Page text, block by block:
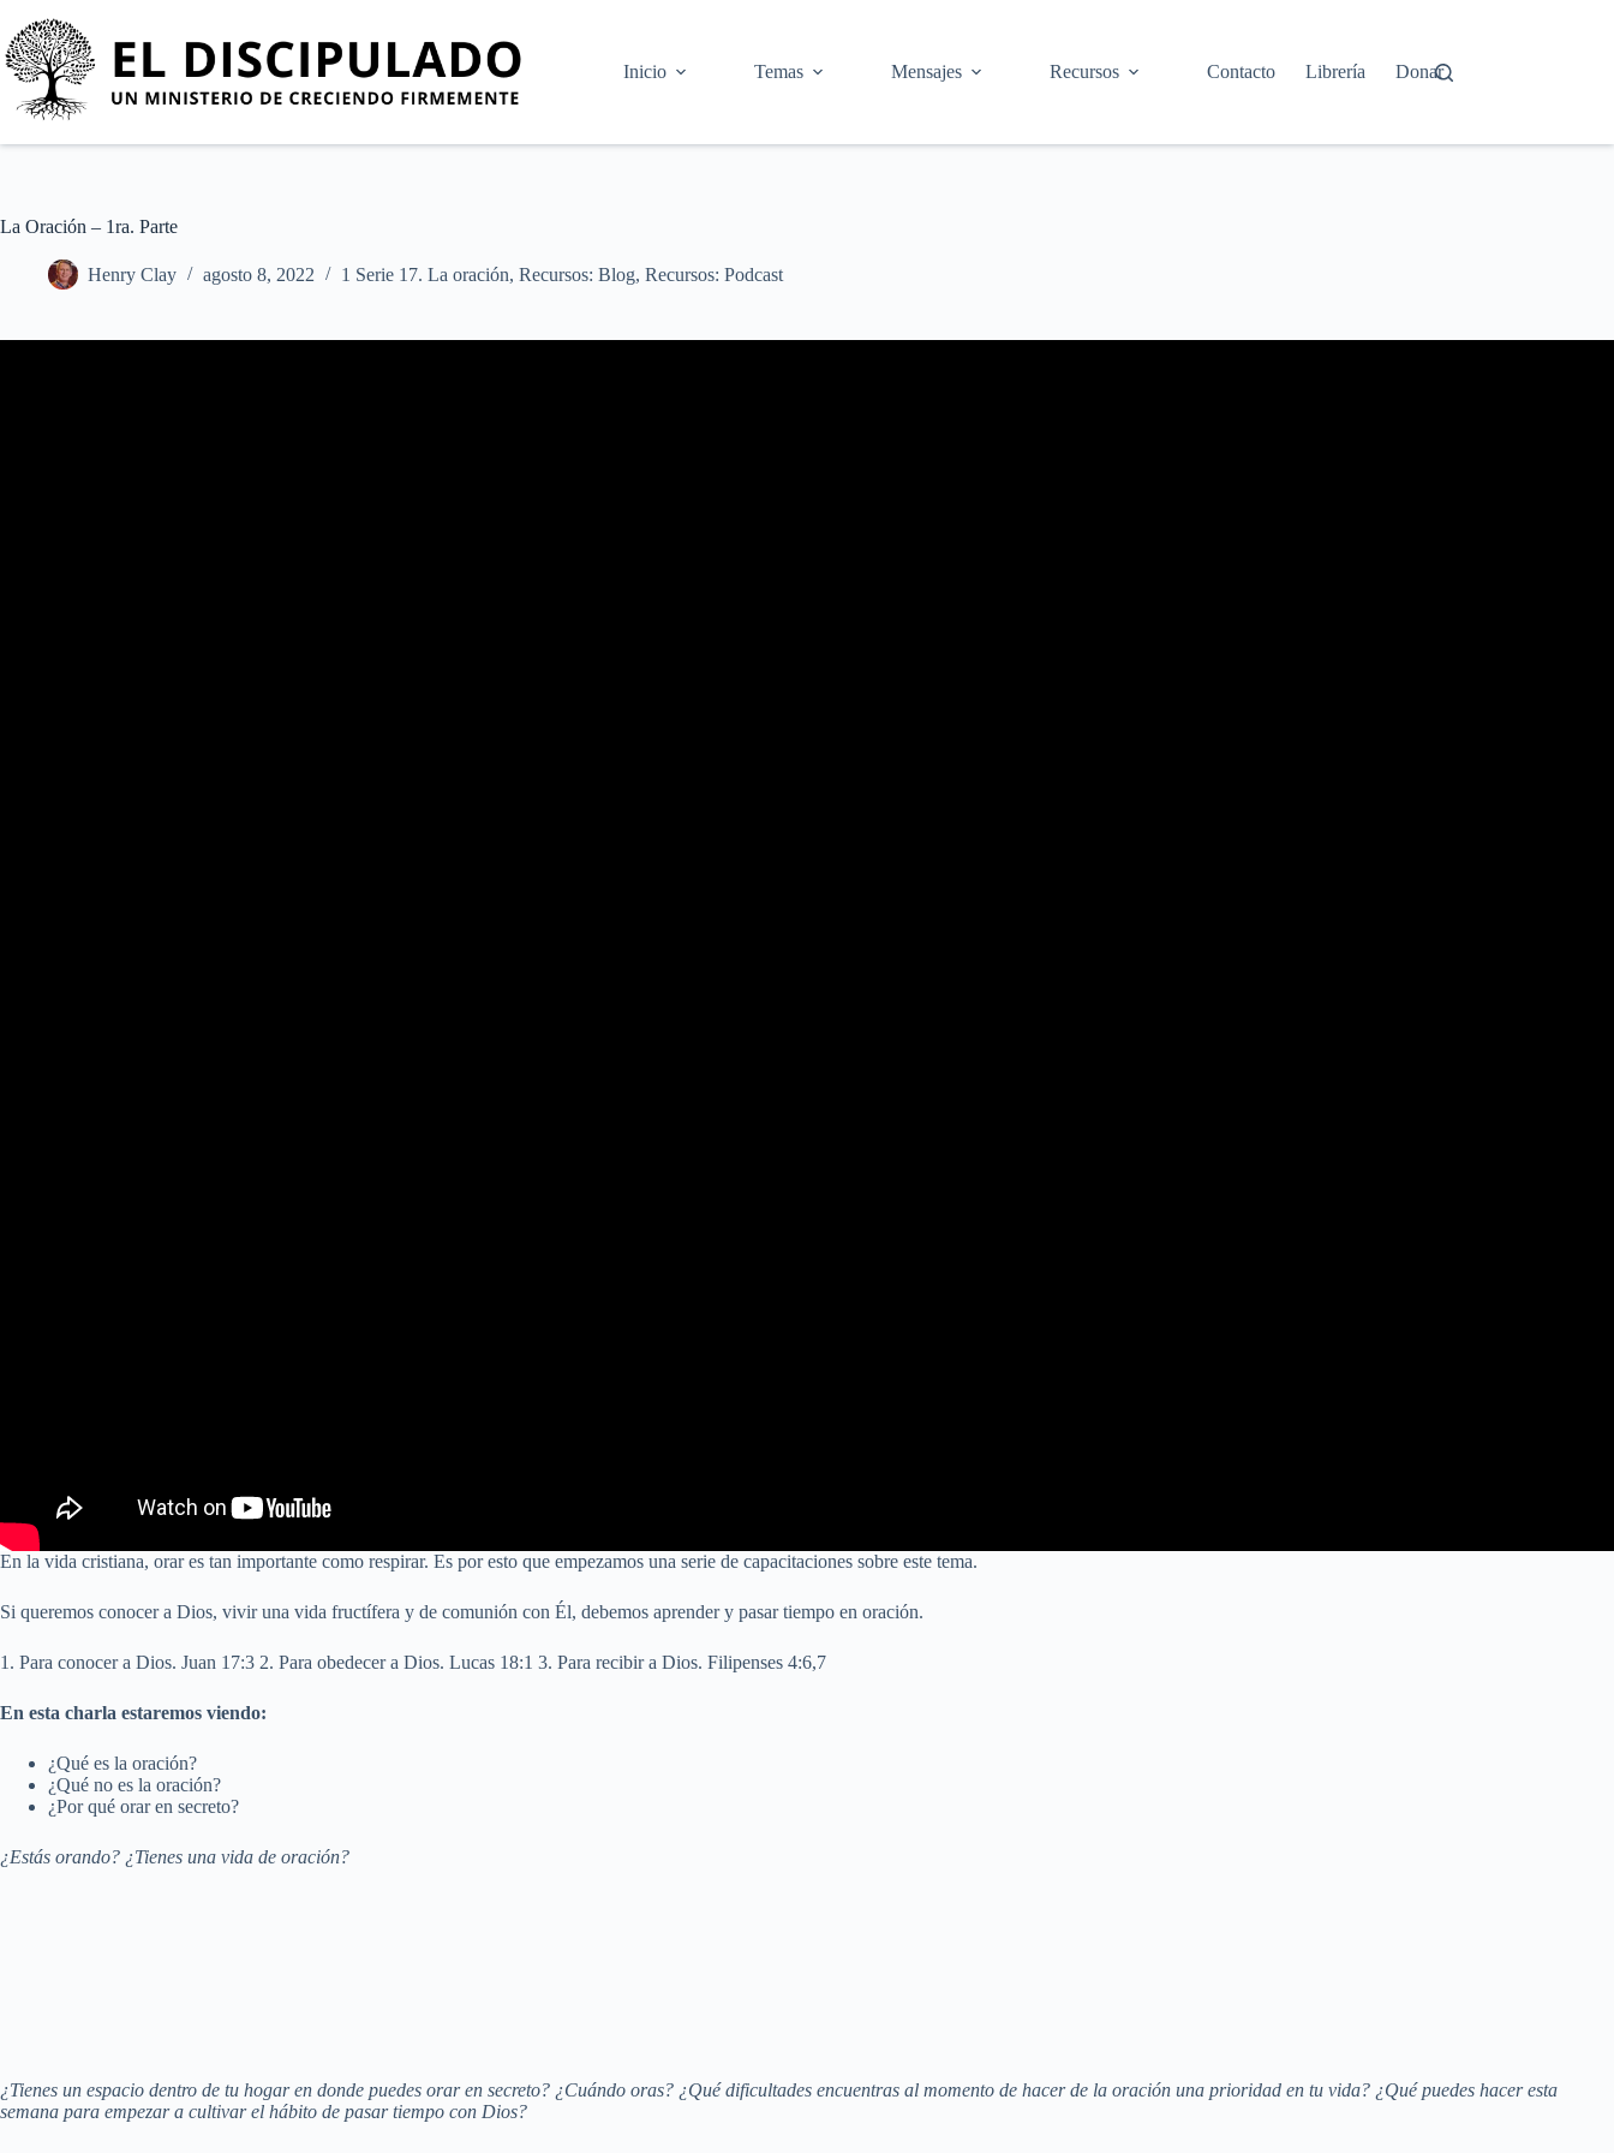
Inicio Temas Mensajes Recursos Contacto Librería Donar
La Oración – 1ra. Parte
Henry Clay agosto 8, 2022 1 Serie 17. La oración, Recursos: Blog, Recursos: Podcast
En la vida cristiana, orar es tan importante como respirar. Es por esto que empezamos una serie de capacitaciones sobre este tema.
Si queremos conocer a Dios, vivir una vida fructífera y de comunión con Él, debemos aprender y pasar tiempo en oración.
1. Para conocer a Dios. Juan 17:3 2. Para obedecer a Dios. Lucas 18:1 3. Para recibir a Dios. Filipenses 4:6,7
En esta charla estaremos viendo:
¿Qué es la oración?
¿Qué no es la oración?
¿Por qué orar en secreto?
¿Estás orando? ¿Tienes una vida de oración?
¿Tienes un espacio dentro de tu hogar en donde puedes orar en secreto? ¿Cuándo oras? ¿Qué dificultades encuentras al momento de hacer de la oración una prioridad en tu vida? ¿Qué puedes hacer esta
semana para empezar a cultivar el hábito de pasar tiempo con Dios?